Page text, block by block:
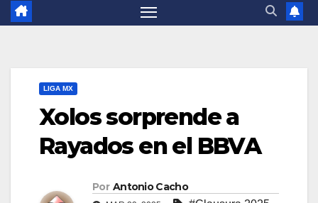
LIGA MX
Xolos sorprende a
Rayados en el BBVA
Por Antonio Cacho